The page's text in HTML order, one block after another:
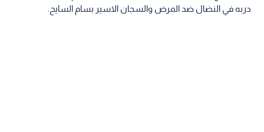
دربه في النضال ضد المرض والسجان الاسير بسام السايح.